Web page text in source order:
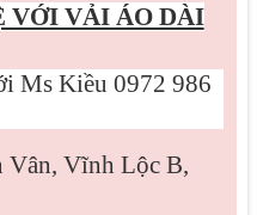
VỚI VẢI ÁO DÀI
Ms Kiều 0972 986
Vân, Vĩnh Lộc B,